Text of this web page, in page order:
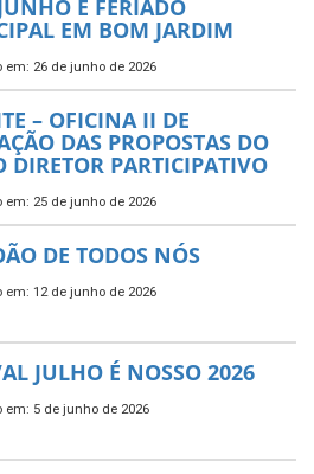
É FERIADO
EM BOM JARDIM
em: 26 de junho de 2026
– OFICINA II DE
DAS PROPOSTAS DO
DIRETOR PARTICIPATIVO
em: 25 de junho de 2026
DE TODOS NÓS
em: 12 de junho de 2026
JULHO É NOSSO 2026
em: 5 de junho de 2026